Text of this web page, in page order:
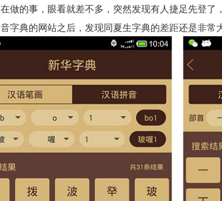
做的事，眼看就差不多，突然发现有人捷足先登
字典的网站之后，发现同夏生字典的差距还是非常